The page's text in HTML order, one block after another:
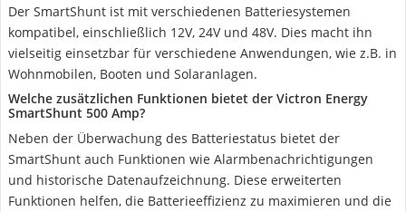
Der SmartShunt ist mit verschiedenen Batteriesystemen
kompatibel, einschließlich 12V, 24V und 48V. Dies macht ihn
vielseitig einsetzbar für verschiedene Anwendungen, wie z.B. in
Wohnmobilen, Booten und Solaranlagen.
Welche zusätzlichen Funktionen bietet der Victron Energy
SmartShunt 500 Amp?
Neben der Überwachung des Batteriestatus bietet der
SmartShunt auch Funktionen wie Alarmbenachrichtigungen
und historische Datenaufzeichnung. Diese erweiterten
Funktionen helfen, die Batterieeffizienz zu maximieren und die